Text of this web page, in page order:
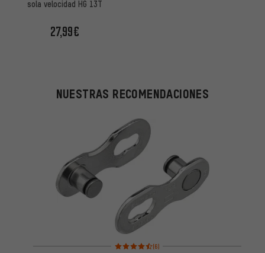
sola velocidad HG 13T
27,99€
NUESTRAS RECOMENDACIONES
Valoración media: 4,5 de 5 basada en 6 reseñas
(6)